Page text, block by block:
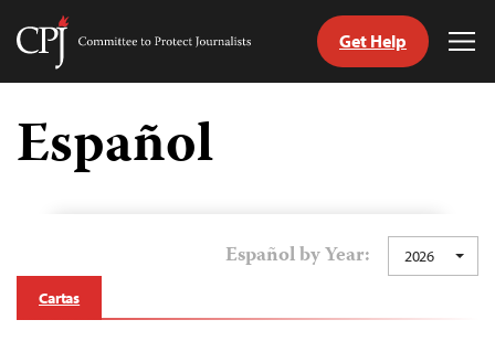
Skip
content
Committee
Journalists
Get Help
Español
Español by Year: 2026
Cartas